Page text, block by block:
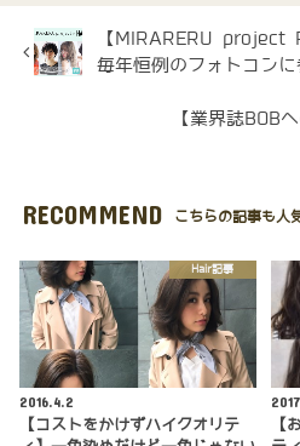
【MIRARERU project
毎年恒例のフォトコンに
【業界誌BOB
RECOMMEND こちらの記事も人
Hair記事
2016.4.2
【コストをかけずハイクオリテ
【